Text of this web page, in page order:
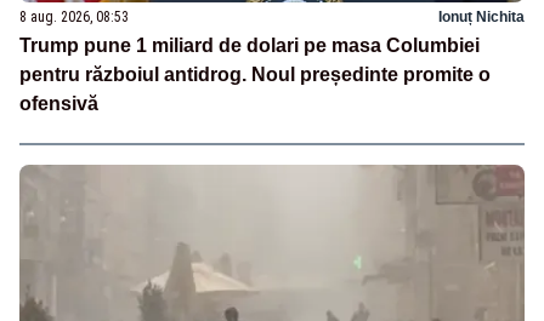
8 aug. 2026, 08:53 Ionuț Nichita
Trump pune 1 miliard de dolari pe masa Columbiei
pentru războiul antidrog. Noul președinte promite o
ofensivă